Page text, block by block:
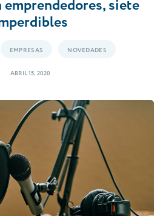
emprendedores, siete
EMPRESAS NOVEDADES
ABRIL 15, 2020